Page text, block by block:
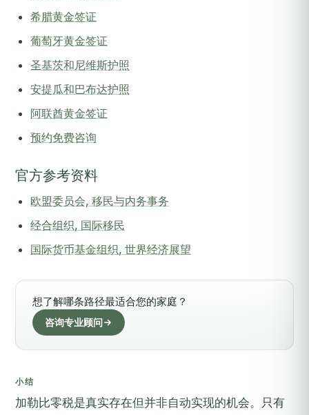
希腊黄金签证
葡萄牙黄金签证
圣基茨和尼维斯护照
安提瓜和巴布达护照
阿联酋黄金签证
预约免费咨询
官方参考资料
欧盟委员会, 移民与内务事务
经合组织, 国际移民
国际货币基金组织, 世界经济展望
想了解哪条路径最适合您的家庭？
咨询专业顾问
小结
加勒比零税是真实存在但并非自动实现的机会。只有